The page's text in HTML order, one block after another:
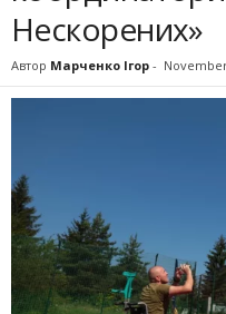
Нескорених»
Автор Марченко Ігор -